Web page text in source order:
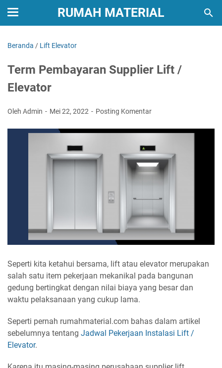
RUMAH MATERIAL
Beranda / Lift Elevator
Term Pembayaran Supplier Lift /
Elevator
Oleh Admin Mei 22, 2022 Posting Komentar
Seperti kita ketahui bersama, lift atau elevator merupakan
salah satu item pekerjaan mekanikal pada bangunan
gedung bertingkat dengan nilai biaya yang besar dan
waktu pelaksanaan yang cukup lama.
Seperti pernah rumahmaterial.com bahas dalam artikel
sebelumnya tentang Jadwal Pekerjaan Instalasi Lift /
Elevator.